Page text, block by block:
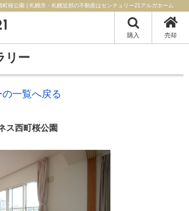
桜公園 | 札幌市・札幌近郊の不動産はセンチュリー21アルガホーム
購入 売却
リー
一覧へ戻る
ス西町桜公園